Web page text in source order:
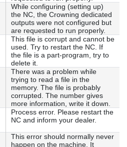
While configuring (setting up)
the NC, the Crowning dedicated
outputs were not configured but
are requested to run properly.
This file is corrupt and cannot be
used. Try to restart the NC. If
the file is a part-program, try to
delete it.
There was a problem while
trying to read a file in the
memory. The file is probably
corrupted. The number gives
more information, write it down.
Process error. Please restart the
NC and inform your dealer.
This error should normally never
happen on the machine. It